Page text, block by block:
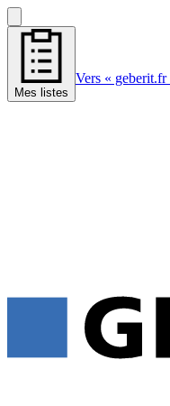
Mes listes
Vers « geberit.fr